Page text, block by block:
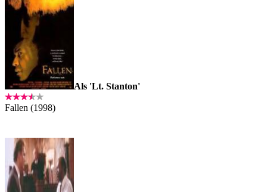
Als 'Lt. Stanton'
Fallen (1998)